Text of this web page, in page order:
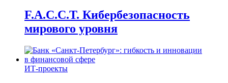
F.A.C.C.T. Кибербезопасность
мирового уровня
ИТ-проекты